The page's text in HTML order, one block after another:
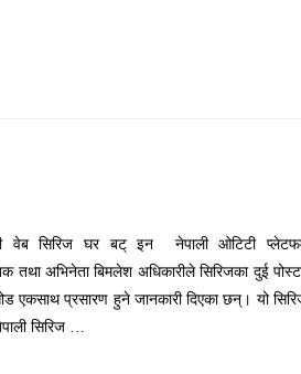
वेब सिरिज घर बट् इन नेपाली ओटिटी
तथा अभिनेता बिमलेश अधिकारीले सिरिजका दुई
एकसाथ प्रसारण हुने जानकारी दिएका छन्। यो
सिरिज …